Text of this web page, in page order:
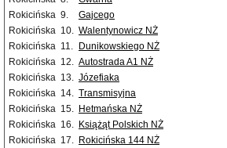
Rokicińska 9. Gajcego
Rokicińska 10. Walentynowicz NŻ
Rokicińska 11. Dunikowskiego NŻ
Rokicińska 12. Autostrada A1 NŻ
Rokicińska 13. Józefiaka
Rokicińska 14. Transmisyjna
Rokicińska 15. Hetmańska NŻ
Rokicińska 16. Książąt Polskich NŻ
Rokicińska 17. Rokicińska 144 NŻ